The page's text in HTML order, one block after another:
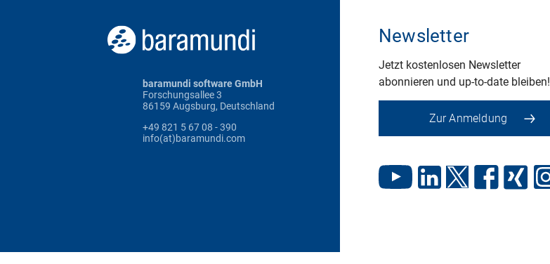
baramundi software GmbH
Forschungsallee 3
86159 Augsburg, Deutschland
+49 821 5 67 08 - 390
info(at)baramundi.com
Newsletter
Jetzt kostenlosen Newsletter
abonnieren und up-to-date bleiben!
Zur Anmeldung